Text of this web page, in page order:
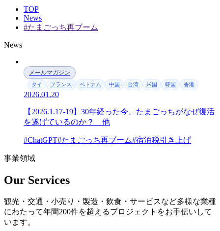
TOP
News
#たまごっち再ブーム
News
メールマガジン
タイ フランス ベトナム 中国 台湾 米国 韓国 香港
2026.01.20
【2026.1.17-19】30年経った今、たまごっちがなぜ復活
を遂げているのか？ 他
#ChatGPT#たまごっち再ブーム#宿泊税引き上げ
事業領域
Our Services
観光・交通・小売り・製造・飲食・サービスなど多様な業種
にわたって年間200件を超えるプロジェクトをお手伝いして
います。